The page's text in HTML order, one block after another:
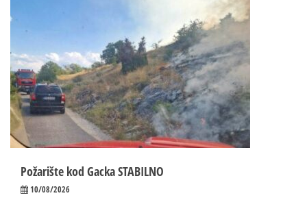
Požarište kod Gacka STABILNO
10/08/2026